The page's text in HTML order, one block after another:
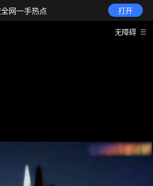
全网一手热点 打开
无障碍